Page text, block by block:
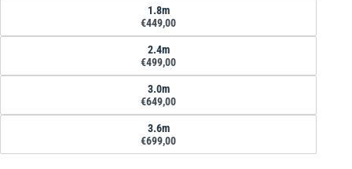
1.8m
€449,00
2.4m
€499,00
3.0m
€649,00
3.6m
€699,00